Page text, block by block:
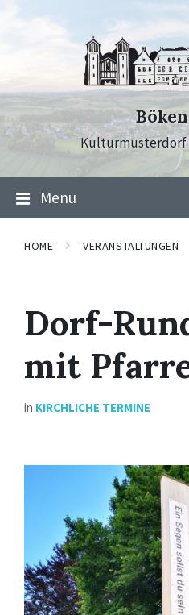
Kulturmusterdorf
Menu
HOME VERANSTALTUNGEN
Dorf-
mit
in KIRCHLICHE TERMINE